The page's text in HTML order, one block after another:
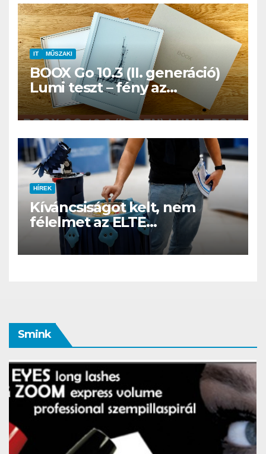
IT MŰSZAKI
BOOX Go 10.3 (II. generáció)
Lumi teszt – fény az
éjszakában, fél könyvtár a
családi csomagban
HÍREK
Kíváncsiságot kelt, nem
félelmet az ELTE
etológusainak felszolgáló
robotja
Smink